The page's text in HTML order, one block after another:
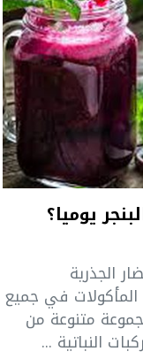
يوميا؟
الجذرية
في جميع
متنوعة من
النباتية ...